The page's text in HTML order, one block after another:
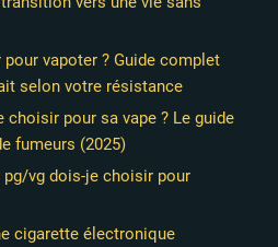
vapoter ? Guide complet
selon votre résistance
choisir pour sa vape ? Le guide
fumeurs (2025)
vg dois-je choisir pour
cigarette électronique